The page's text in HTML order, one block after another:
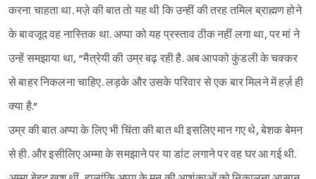
करना चाहता था. मज़े की बात तो यह थी कि उन्हीं की तरह तमिल ब्राह्मण होने
के बावजूद वह नास्तिक था. अप्पा को यह प्रस्ताव ठीक नहीं लगा था, पर मां ने
उन्हें समझाया था, “मैत्रेयी की उम्र बढ़ रही है. अब आपको कुंडली के चक्कर
से बाहर निकलना चाहिए. लड़के और उसके परिवार से एक बार मिलने में हर्ज़ ही
क्या है.”
उम्र की बात अप्पा के लिए भी चिंता की बात थी इसलिए मान गए थे, बेशक बेमन
से ही. और इसीलिए अम्मा के समझाने पर या डांट लगाने पर वह घर आ गई थी.